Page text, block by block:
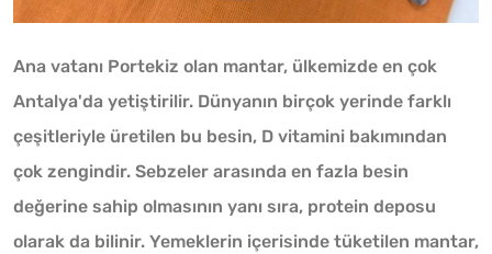
Ana vatanı Portekiz olan mantar, ülkemizde en çok
Antalya'da yetiştirilir. Dünyanın birçok yerinde farklı
çeşitleriyle üretilen bu besin, D vitamini bakımından
çok zengindir. Sebzeler arasında en fazla besin
değerine sahip olmasının yanı sıra, protein deposu
olarak da bilinir. Yemeklerin içerisinde tüketilen mantar,